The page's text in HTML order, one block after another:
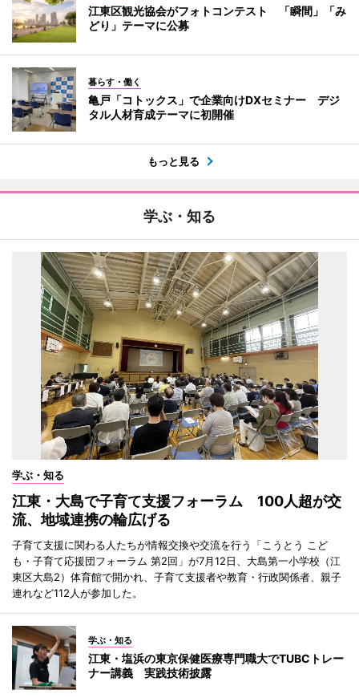
江東区観光協会がフォトコンテスト 「瞬間」「み
どり」テーマに公募
暮らす・働く
亀戸「コトックス」で企業向けDXセミナー デジ
タル人材育成テーマに初開催
もっと見る
学ぶ・知る
学ぶ・知る
江東・大島で子育て支援フォーラム 100人超が交
流、地域連携の輪広げる
子育て支援に関わる人たちが情報交換や交流を行う「こうとう こど
も・子育て応援団フォーラム 第2回」が7月12日、大島第一小学校（江
東区大島2）体育館で開かれ、子育て支援者や教育・行政関係者、親子
連れなど112人が参加した。
学ぶ・知る
江東・塩浜の東京保健医療専門職大でTUBCトレー
ナー講義 実践技術披露